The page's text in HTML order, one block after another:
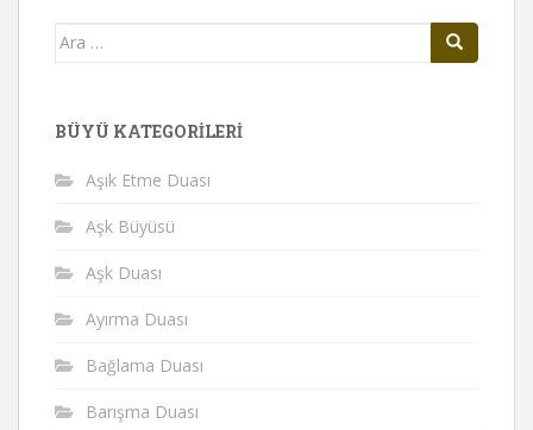
Arama
BÜYÜ KATEGORILERI
Aşık Etme Duası
Aşk Büyüsü
Aşk Duası
Ayırma Duası
Bağlama Duası
Barışma Duası